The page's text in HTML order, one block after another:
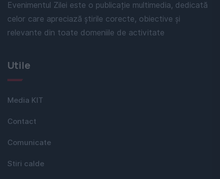
Evenimentul Zilei este o publicație multimedia, dedicată
celor care apreciază știrile corecte, obiective și
relevante din toate domeniile de activitate
Utile
Media KIT
Contact
Comunicate
Stiri calde